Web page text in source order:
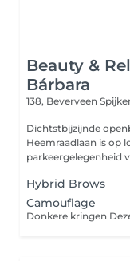
Beauty &
Bárbara
138, Beverveen
Dichtstbijzijnde openbaar
Heemraadlaan is op
parkeergelegenheid
Hybrid Brows
Camouflage